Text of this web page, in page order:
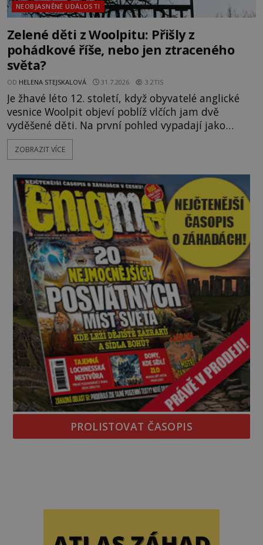
NEOBJASNĚNÉ UDÁLOSTI
Zelené děti z Woolpitu: Přišly z
pohádkové říše, nebo jen ztraceného
světa?
OD HELENA STEJSKALOVÁ 31.7.2026 3.2TIS
Je žhavé léto 12. století, když obyvatelé anglické
vesnice Woolpit objeví poblíž vlčích jam dvě
vyděšené děti. Na první pohled vypadají jako
každé jiné, až na jednu děsivou výjimku. Jejich
kůže má nazelenalý odstín, mluví
kromě syrových bobů. Příběh se rychle stává
jednou z největších záhad středověké Anglie a ani
po téměř devíti stech letech není
ZOBRAZIT VÍCE
PROLISTOVAT ČASOPIS